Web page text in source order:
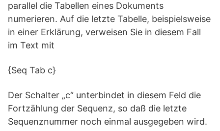
parallel die Tabellen eines Dokuments
numerieren. Auf die letzte Tabelle, beispielsweise
in einer Erklärung, verweisen Sie in diesem Fall
im Text mit
{Seq Tab c}
Der Schalter „c“ unterbindet in diesem Feld die
Fortzählung der Sequenz, so daß die letzte
Sequenznummer noch einmal ausgegeben wird.